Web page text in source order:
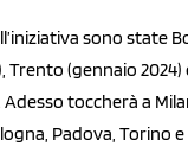
sono state
Trento (gennaio 2024)
toccherà a
Padova, Torino